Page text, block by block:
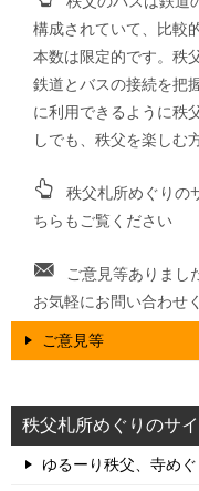
構成されていて、比較
本数は限定的です。秩
鉄道とバスの接続を把
に利用できるように秩
しでも、秩父を楽しむ
秩父札所めぐりの
ちらもご覧ください
ご意見等ありまし
お気軽にお問い合わせ
ご意見等
秩父札所めぐりのサ
ゆるーり秩父、寺めぐ